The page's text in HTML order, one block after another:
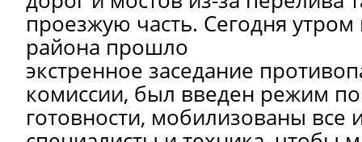
проезжую часть. Сегодня
района прошло
экстренное заседание
комиссии, был введен режим
готовности, мобилизованы